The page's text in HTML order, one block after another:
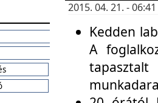
2015. 04. 21. -
Kedden
A